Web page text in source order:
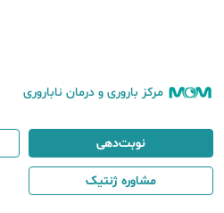
مرکز باروری و درمان ناباروری
نوبت‌دهی
مشاوره ژنتیک